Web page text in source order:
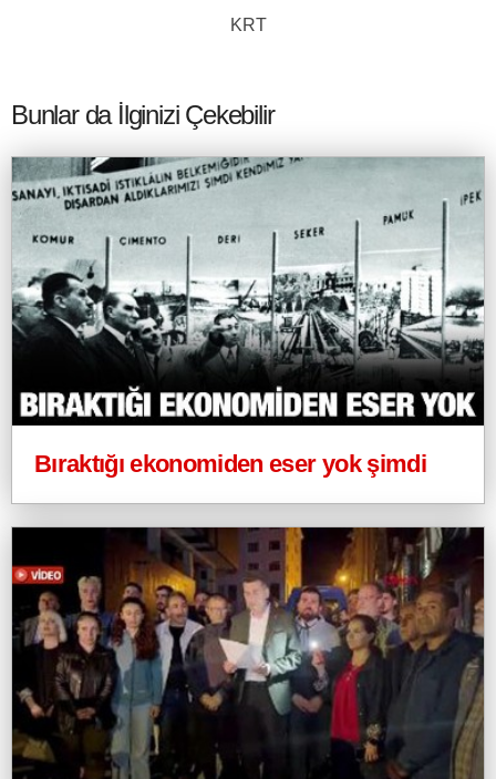
KRT
Bunlar da İlginizi Çekebilir
Bıraktığı ekonomiden eser yok şimdi